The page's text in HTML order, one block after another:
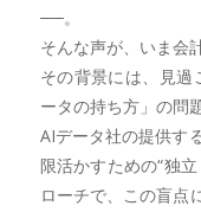
──。
そんな声が、いま会
その背景には、見過
ータの持ち方」の問
AIデータ社の提供す
限活かすための“独
ローチで、この盲点